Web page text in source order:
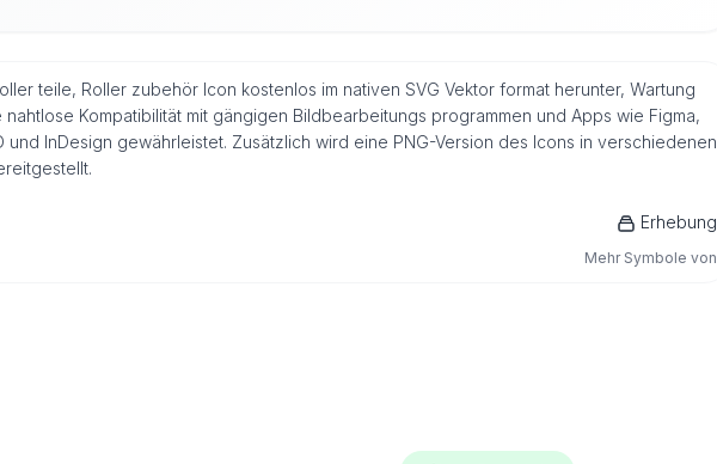
teile, Roller zubehör Icon kostenlos im nativen SVG Vektor format herunter, Wartung
Kompatibilität mit gängigen Bildbearbeitungs programmen und Apps wie Figma,
und InDesign gewährleistet. Zusätzlich wird eine PNG-Version des Icons in verschiedenen
Erhebung
Mehr Symbole von